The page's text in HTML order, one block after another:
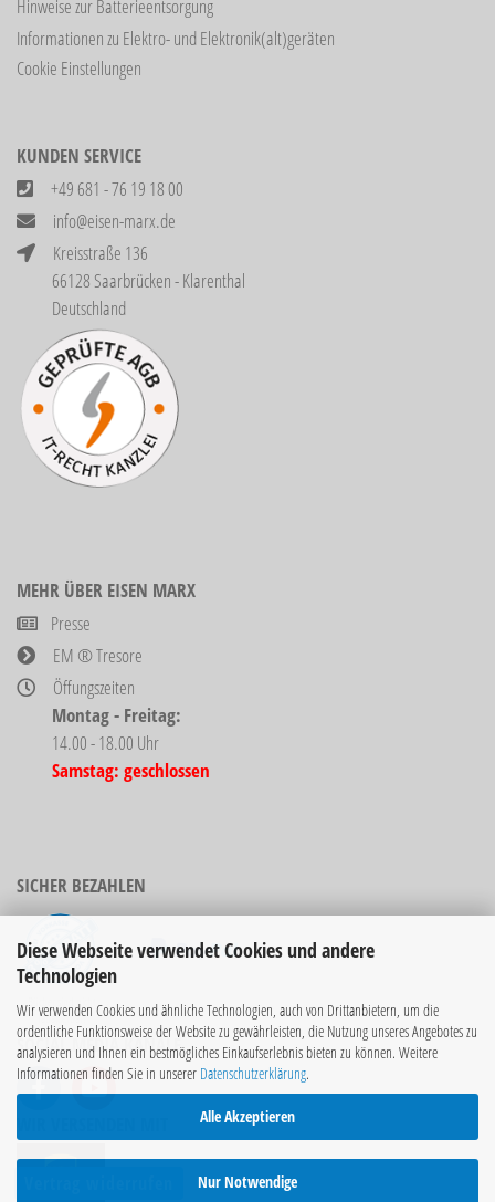
Diese Webseite verwendet Cookies und andere
Technologien
Wir verwenden Cookies und ähnliche Technologien, auch von Drittanbietern, um die
ordentliche Funktionsweise der Website zu gewährleisten, die Nutzung unseres Angebotes zu
analysieren und Ihnen ein bestmögliches Einkaufserlebnis bieten zu können. Weitere
Informationen finden Sie in unserer Datenschutzerklärung.
Alle Akzeptieren
Nur Notwendige
Hinweise zur Batterieentsorgung
Informationen zu Elektro- und Elektronik(alt)geräten
Cookie Einstellungen
KUNDEN SERVICE
+49 681 - 76 19 18 00
info@eisen-marx.de
Kreisstraße 136
66128 Saarbrücken - Klarenthal
Deutschland
MEHR ÜBER EISEN MARX
Presse
EM ® Tresore
Öffungszeiten
Montag - Freitag:
14.00 - 18.00 Uhr
Samstag: geschlossen
SICHER BEZAHLEN
Bücher sind nicht
rabattierbar!
SOCIAL MEDIA KANÄLE